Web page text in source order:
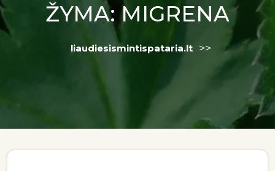
ŽYMA: MIGRENA
liaudiesismintispataria.lt >>